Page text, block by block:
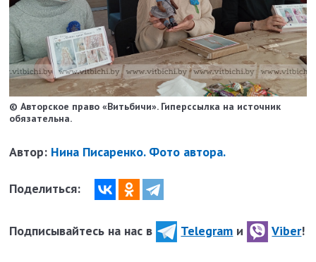
© Авторское право «Витьбичи». Гиперссылка на источник
обязательна.
Автор: Нина Писаренко. Фото автора.
Поделиться:
Подписывайтесь на нас в Telegram и Viber!